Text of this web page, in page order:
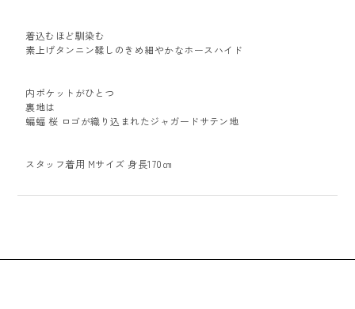
着込むほど馴染む
素上げタンニン鞣しのきめ細やかなホースハイド
内ポケットがひとつ
裏地は
蝙蝠 桜 ロゴが織り込まれたジャガードサテン地
スタッフ着用 Mサイズ 身長170㎝